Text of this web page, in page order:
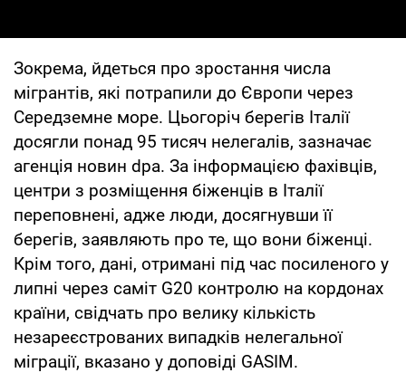
Зокрема, йдеться про зростання числа
мігрантів, які потрапили до Європи через
Середземне море. Цьогоріч берегів Італії
досягли понад 95 тисяч нелегалів, зазначає
агенція новин dpa. За інформацією фахівців,
центри з розміщення біженців в Італії
переповнені, адже люди, досягнувши її
берегів, заявляють про те, що вони біженці.
Крім того, дані, отримані під час посиленого у
липні через саміт G20 контролю на кордонах
країни, свідчать про велику кількість
незареєстрованих випадків нелегальної
міграції, вказано у доповіді GASIM.